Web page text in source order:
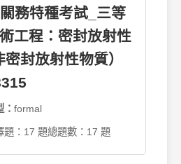
務特種考試_三等
工程：密封放射性
封放射性物質）
： formal
題：17 題總題數：17 題